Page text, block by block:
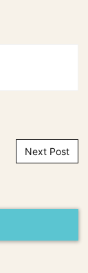
Next Post